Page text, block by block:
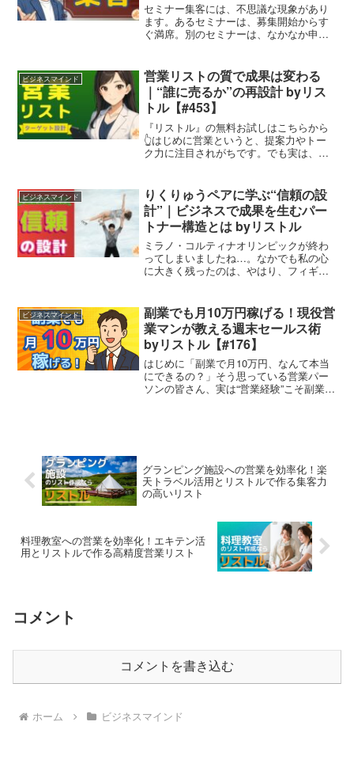
セミナー集客には、不思議な現象があり
ます。あるセミナーは、募集開始からす
ぐ満席。別のセミナーは、なかなか申し
のときよく言われるのが、「たまたまタ
イミングが良かった」でも実際は違いま
す。💡満席セミナーは偶然ではなく、設
計で作られています。今日は、セミナー
集客の構造を整理してみます。
ビジネスマインド
営業リストの質で成果は変わる
｜“誰に売るか”の再設計 byリス
トル【#453】
『リストル』の無料お試しはこちらから
👆️はじめに営業というと、提案力やトー
ク力に注目されがちです。でも実は、そ
営業でも、相手選びがズレていれば成果
は出にくくなります。逆...
ビジネスマインド
りくりゅうペアに学ぶ“信頼の設
計”｜ビジネスで成果を生むパー
トナー構造とは byリストル
ミラノ・コルティナオリンピックが終わ
ってしまいましたね…。なかでも私の心
に大きく残ったのは、やはり、フィギュ
止めた人も多いはずです。私も何度見て
も涙が込み上げてきます。技術はもちろ
ん素晴らしいのですが、お二人がインタ
ビューでもよく口にしていたのは、「信
頼」という言葉でした。でも、信頼って
なんでしょう？
ビジネスマインド
副業でも月10万円稼げる！現役営
業マンが教える週末セールス術
byリストル【#176】
はじめに「副業で月10万円、なんて本当
にできるの？」そう思っている営業パー
ソンの皆さん、実は“営業経験”こそ副業に
グランピング施設への営業を効率化！楽
天トラベル活用とリストルで作る集客力
の高いリスト
料理教室への営業を効率化！エキテン活
用とリストルで作る高精度営業リスト
コメント
コメントを書き込む
ホーム ビジネスマインド